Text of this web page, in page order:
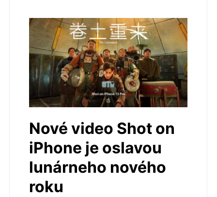
Nové video Shot on
iPhone je oslavou
lunárneho nového
roku